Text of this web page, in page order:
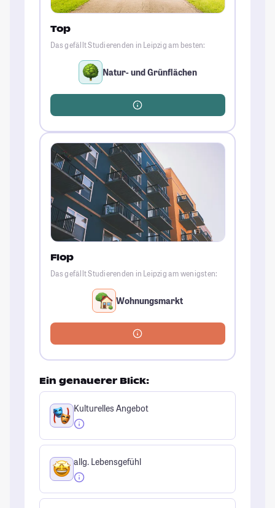
Top
Das gefällt Studierenden in Leipzig am besten:
Natur- und Grünflächen
Flop
Das gefällt Studierenden in Leipzig am wenigsten:
Wohnungsmarkt
Ein genauerer Blick:
Kulturelles Angebot
allg. Lebensgefühl